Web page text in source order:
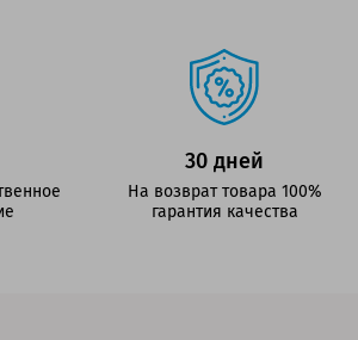
30 дней
На возврат товара 100%
гарантия качества